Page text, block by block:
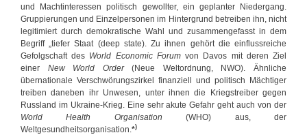
und Machtinteressen politisch gewollter, ein geplanter Niedergang.
Gruppierungen und Einzelpersonen im Hintergrund betreiben ihn, nicht
legitimiert durch demokratische Wahl und zusammengefasst in dem
Begriff „tiefer Staat (deep state). Zu ihnen gehört die einflussreiche
Gefolgschaft des World Economic Forumvon Davos mit deren Ziel
einer New World Order(Neue Weltordnung, NWO). Ähnliche
übernationale Verschwörungszirkel finanziell und politisch Mächtiger
treiben daneben ihr Unwesen, unter ihnen die Kriegstreiber gegen
Russland im Ukraine-Krieg. Eine sehr akute Gefahr geht auch von der
World
Health Organisation (WHO) aus, der
Weltgesundheitsorganisation.*)